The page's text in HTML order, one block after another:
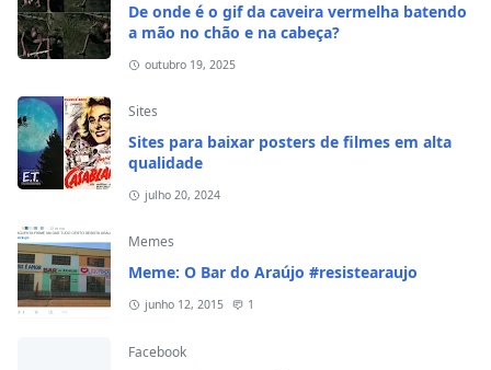
De onde é o gif da caveira vermelha batendo
a mão no chão e na cabeça?
outubro 19, 2025
Sites
Sites para baixar posters de filmes em alta
qualidade
julho 20, 2024
Memes
Meme: O Bar do Araújo #resistearaujo
junho 12, 2015 1
Facebook